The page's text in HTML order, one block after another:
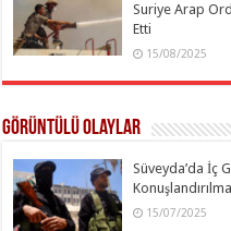
Suriye Arap
Etti
15/08/2025
Görüntülü Olaylar
Süveyda’da İç
15/07/2025